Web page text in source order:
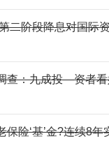
二阶段降息对国际
查：九成投—资者
保险‘基’金?连续8